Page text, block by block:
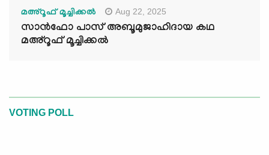
മഅ്റൂഫ് മൂച്ചിക്കല്‍ Aug 22, 2025
സാൻഫോ പാസ് അബൂമുജാഹിദായ കഥ
മഅ്റൂഫ് മൂച്ചിക്കല്‍
VOTING POLL